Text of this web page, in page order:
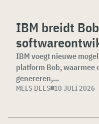
IBM breidt
IBM voegt nieuwe
platform Bob, waarmee
genereren,...
MELS DEES 10 JULI 2026